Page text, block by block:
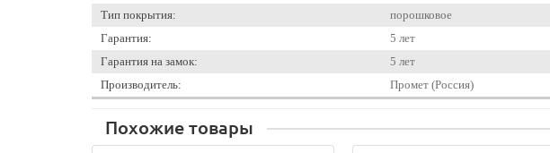
Тип покрытия:
порошковое
Гарантия:
5 лет
Гарантия на замок:
5 лет
Производитель:
Промет (Россия)
Похожие товары